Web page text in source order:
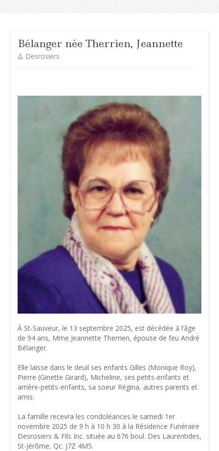
Bélanger née Therrien, Jeannette
Desrosiers
À St-Sauveur, le 13 septembre 2025, est décédée à l’âge
de 94 ans, Mme Jeannette Therrien, épouse de feu André
Bélanger.
Elle laisse dans le deuil ses enfants Gilles (Monique Roy),
Pierre (Ginette Girard), Micheline, ses petits-enfants et
arrière-petits-enfants, sa soeur Régina, autres parents et
amis.
La famille recevra les condoléances le samedi 1er
novembre 2025 de 9 h à 10 h 30 à la Résidence Funéraire
Desrosiers & Fils Inc. située au 676 boul. Des Laurentides,
St-Jérôme, Qc. J7Z 4M5.